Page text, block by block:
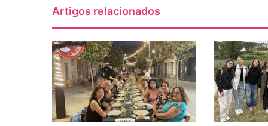
Artigos relacionados